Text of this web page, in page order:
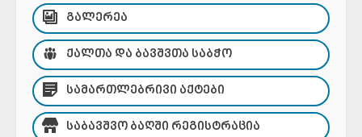
ᲒᲐᲚᲔᲠᲔᲐ
ᲥᲐᲚᲗᲐ ᲓᲐ ᲑᲐᲕᲨᲕᲗᲐ ᲡᲐᲑᲭᲝ
ᲡᲐᲛᲐᲠᲗᲚᲔᲑᲠᲘᲕᲘ ᲐᲥᲢᲔᲑᲘ
ᲡᲐᲑᲐᲕᲨᲕᲝ ᲑᲐᲦᲨᲘ ᲠᲔᲒᲘᲡᲢᲠᲐᲪᲘᲐ